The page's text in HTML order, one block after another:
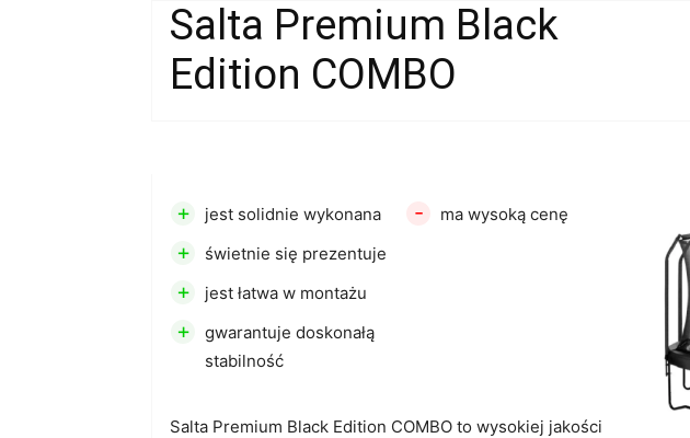
Salta Premium Black
Edition COMBO
Salta Premium Black Edition COMBO to wysokiej jakości
+ jest solidnie wykonana
+ świetnie się prezentuje
+ jest łatwa w montażu
+
gwarantuje doskonałą
stabilność
- ma wysoką cenę